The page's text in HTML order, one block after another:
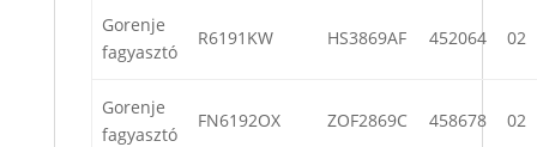
Gorenje
fagyasztó
R6191KW HS3869AF 452064 02
Gorenje
fagyasztó
FN6192OX ZOF2869C 458678 02